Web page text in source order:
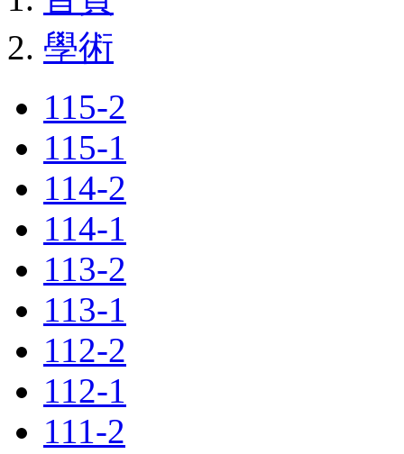
學術
115-2
115-1
114-2
114-1
113-2
113-1
112-2
112-1
111-2